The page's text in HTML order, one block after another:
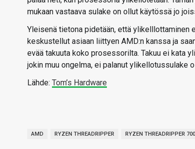
mukaan vastaava sulake on ollut käytössä jo
Yleisenä tietona pidetään, että ylikelllottaminen
keskustellut asiaan liittyen AMD:n kanssa ja
evää takuuta koko prosessorilta. Takuu ei kata
jokin muu ongelma, ei palanut ylikellotussulake
Lähde: Tom’s Hardware
AMD RYZEN THREADRIPPER RYZEN THREADRIPPER